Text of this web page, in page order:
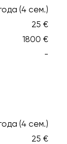
(4 сем.)
25 €
1800 €
-
(4 сем.)
25 €